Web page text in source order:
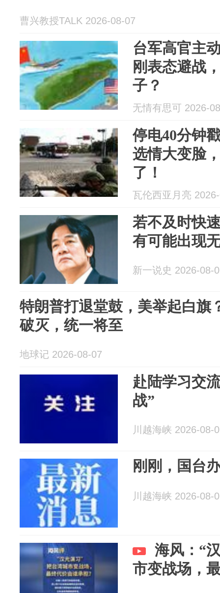
曹兴教授TALK 2026-08-07
台军高官主
刚表态避战
子？
无情有思可 2026-
停电40分钟
选情大变脸
了！
瓦伦西亚月亮
若不及时快
有可能出现
新一说史 2026-08-
特朗普打退堂鼓，美举起白旗
破灭，统一将至
地球记 2026-08-07
赴陆学习交
战”
川越海峡 2026-08-
刚刚，国台
川越海峡 2026-08-
海风：“
市变战场，